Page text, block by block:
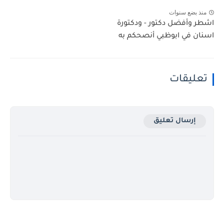
منذ بضع سنوات
اشطر وأفضل دكتور - ودكتورة
اسنان في ابوظبي أنصحكم به
تعليقات
إرسال تعليق